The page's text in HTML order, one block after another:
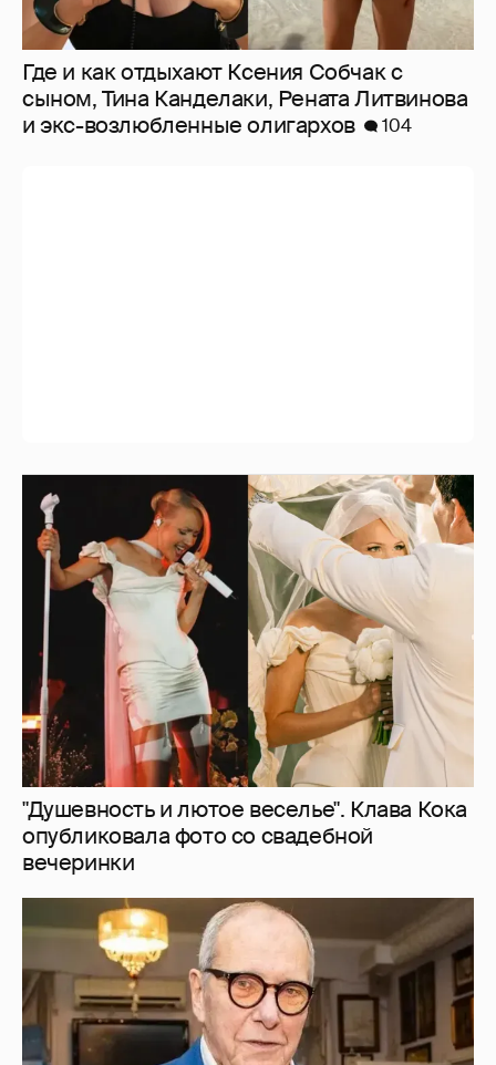
Где и как отдыхают Ксения Собчак с
сыном, Тина Канделаки, Рената Литвинова
и экс-возлюбленные олигархов
104
"Душевность и лютое веселье". Клава Кока
опубликовала фото со свадебной
вечеринки
Эммануил Виторган показал фото
младшей дочери в честь её дня рождения
2